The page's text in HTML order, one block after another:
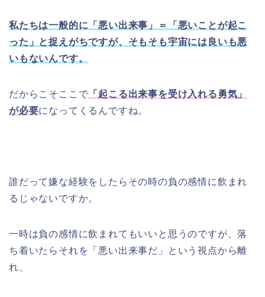
私たちは一般的に「悪い出来事」＝「悪いことが起こ
った」と捉えがちですが、そもそも宇宙には良いも悪
いもないんです。
だからこそここで 「起こる出来事を受け入れる勇気」
が必要になってくるんですね。
誰だって嫌な経験をしたらその時の負の感情に飲まれ
るじゃないですか。
一時は負の感情に飲まれてもいいと思うのですが、落
ち着いたらそれを「悪い出来事だ」という視点から離
れ、